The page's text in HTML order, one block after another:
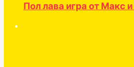
Пол лава игра от Макс